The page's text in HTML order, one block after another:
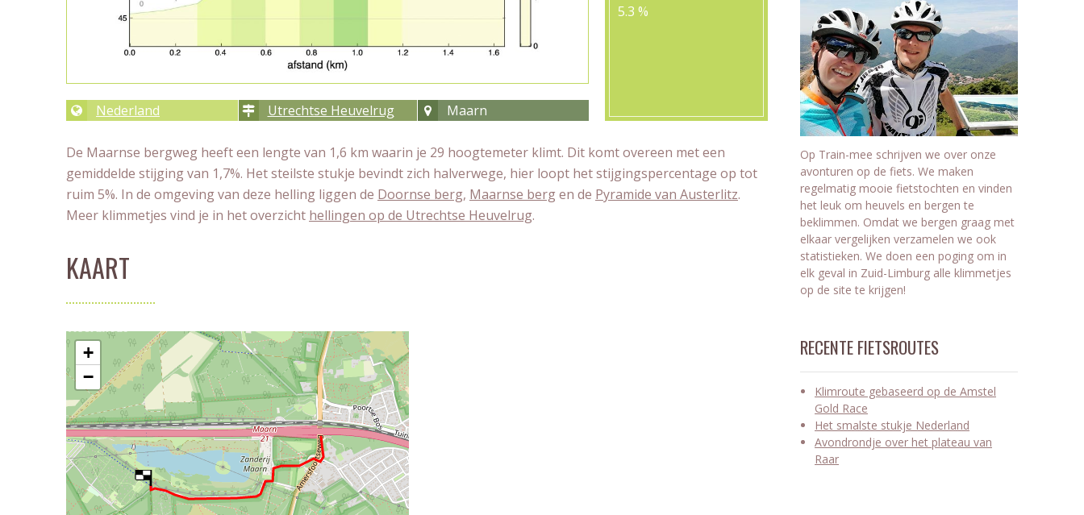
Nederland Utrechtse Heuvelrug Maarn
5.3 %
De Maarnse bergweg heeft een lengte van 1,6 km waarin je 29 hoogtemeter klimt. Dit komt overeen met een
gemiddelde stijging van 1,7%. Het steilste stukje bevindt zich halverwege, hier loopt het stijgingspercentage op tot
ruim 5%. In de omgeving van deze helling liggen de Doornse berg, Maarnse bergen de Pyramide van Austerlitz.
Meer klimmetjes vind je in het overzicht hellingen op de Utrechtse Heuvelrug.
KAART
+
−
Op Train-mee schrijven we over onze
avonturen op de fiets. We maken
regelmatig mooie fietstochten en vinden
het leuk om heuvels en bergen te
beklimmen. Omdat we bergen graag met
elkaar vergelijken verzamelen we ook
statistieken. We doen een poging om in
elk geval in Zuid-Limburg alle klimmetjes
op de site te krijgen!
RECENTE FIETSROUTES
Klimroute gebaseerd op de Amstel
Gold Race
Het smalste stukje Nederland
Avondrondje over het plateau van
Raar